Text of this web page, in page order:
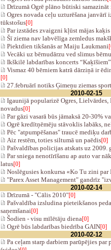
Drīzumā Ogrē plāno būtiski samazināt
Ogres novada ceļu uzturēšana janvārī
tūkstošus[0]
Par izstādes zvaigzni kļūst mājas
Šī ziema nav labvēlīga zemledus
Piektdien tikšanās ar Maiju Laukmani
Vecāki uz bērnudārzu ved slimus
Ikškilē labdarības koncerts
Vismaz 40 bērniem katrā dārziņā ir
[0]
27.februārī notiks Ģimeņu ziemas
2010-02-15
Igaunijā popularizē Ogres, Lielvārdes,
novadus[0]
Par gāzi vasarā būs jāmaksā 20-30%
Ogrē kredītņēmēju stāvoklis labāks,
Pēc "atpumpēšanas" traucē mediķu
Aiz restēm, toties siltumā un paēdis[0]
Pašvaldības policijas atskats uz 2009.
Par sniega nenotīrīšanu ap auto var
latus[0]
Noslēgusies konkursa «Ko Tu zini
"Parex Asset Management" gandrīz
2010-02-14
Drīzumā - "Cālis 2010"[0]
Pašvaldība izsludina pieteikšanos
saņemšanai[0]
Šodien - visu mīlētāju diena[0]
Ogrē būs labdarības biedrība GAIN[0]
2010-02-12
Pa ceļam starp darbiem parūpējies